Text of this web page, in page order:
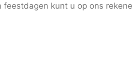
feestdagen kunt u op ons